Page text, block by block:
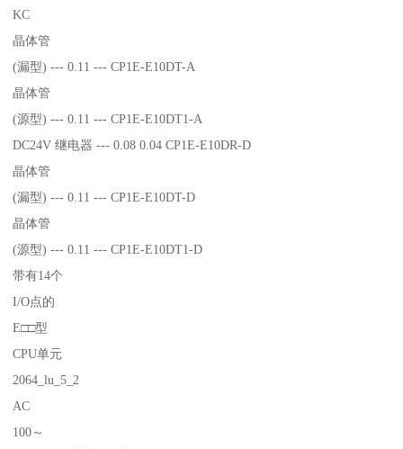
KC
晶体管
(漏型) --- 0.11 --- CP1E-E10DT-A
晶体管
(源型) --- 0.11 --- CP1E-E10DT1-A
DC24V 继电器 --- 0.08 0.04 CP1E-E10DR-D
晶体管
(漏型) --- 0.11 --- CP1E-E10DT-D
晶体管
(源型) --- 0.11 --- CP1E-E10DT1-D
带有14个
I/O点的
E□□型
CPU单元
2064_lu_5_2
AC
100～